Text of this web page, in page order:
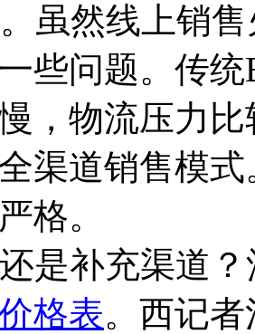
虽然线上销
些问题。传
，物流压力
渠道销售模
格。
是补充渠道？
格表。西记